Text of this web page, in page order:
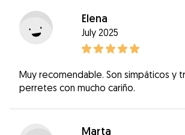
Elena
July 2025
Muy recomendable. Son simpáticos y
perretes con mucho cariño.
Marta